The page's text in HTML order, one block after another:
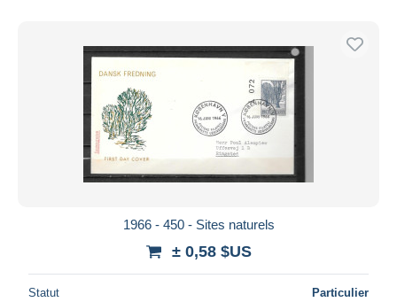
1966 - 450 - Sites naturels
± 0,58 $US
Statut Particulier